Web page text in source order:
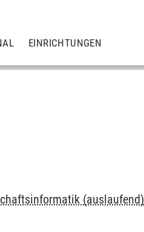
EINRICHTUNGEN
(auslaufend)